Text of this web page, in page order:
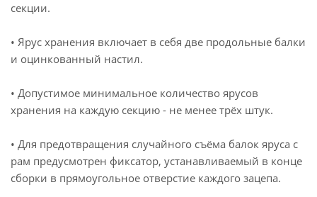
секции.
• Ярус хранения включает в себя две продольные балки
и оцинкованный настил.
• Допустимое минимальное количество ярусов
хранения на каждую секцию - не менее трёх штук.
• Для предотвращения случайного съёма балок яруса с
рам предусмотрен фиксатор, устанавливаемый в конце
сборки в прямоугольное отверстие каждого зацепа.